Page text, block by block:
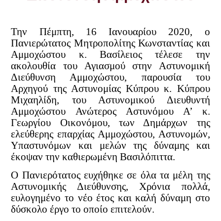
Την Πέμπτη, 16 Ιανουαρίου 2020, ο
Πανιερώτατος Μητροπολίτης Κωνσταντίας και
Αμμοχώστου κ. Βασίλειος τέλεσε την
ακολουθία του Αγιασμού στην Αστυνομική
Διεύθυνση Αμμοχώστου, παρουσία του
Αρχηγού της Αστυνομίας Κύπρου κ. Κύπρου
Μιχαηλίδη, του Αστυνομικού Διευθυντή
Αμμοχώστου Ανώτερος Αστυνόμου Α’ κ.
Γεωργίου Οικονόμου, των Δημάρχων της
ελεύθερης επαρχίας Αμμοχώστου, Αστυνομών,
Υπαστυνόμων και μελών της δύναμης και
έκοψαν την καθιερωμένη Βασιλόπιττα.
Ο Πανιερότατος ευχήθηκε σε όλα τα μέλη της
Αστυνομικής Διεύθυνσης, Χρόνια πολλά,
ευλογημένο το νέο έτος και καλή δύναμη στο
δύσκολο έργο το οποίο επιτελούν.